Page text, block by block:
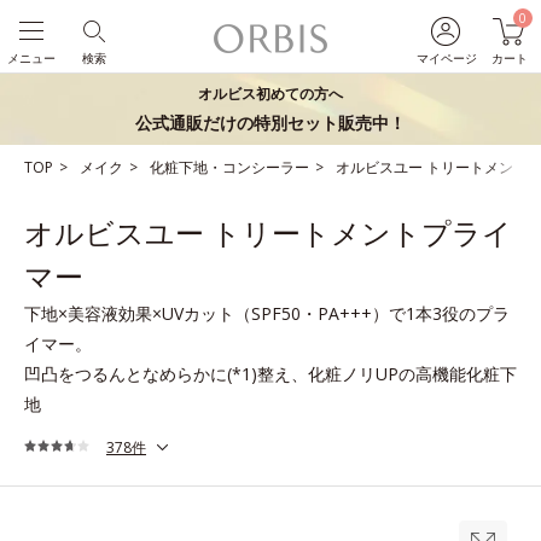
マイページ
0
カート
検索
メニュー
オルビス初めての方へ
公式通販だけの特別セット販売中！
TOP メイク 化粧下地・コンシーラー オルビスユー トリートメント
オルビスユー トリートメントプライ
マー
下地×美容液効果×UVカット（SPF50・PA+++）で1本3役のプラ
イマー。
凹凸をつるんとなめらかに(*1)整え、化粧ノリUPの高機能化粧下
地
378件